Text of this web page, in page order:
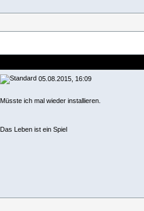
05.08.2015, 16:09
Müsste ich mal wieder installieren.
Das Leben ist ein Spiel